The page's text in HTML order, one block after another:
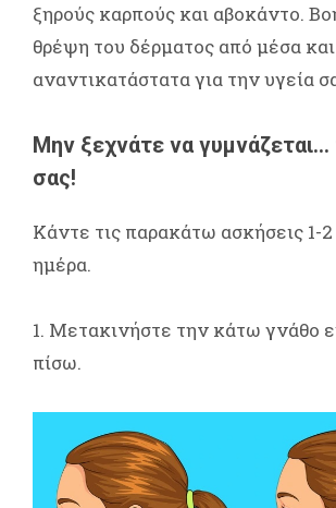
ξηρούς καρπούς και αβοκάντο.
θρέψη του δέρματος από μέσα και
αναντικατάστατα για την υγεία
Μην ξεχνάτε να γυμνάζεται...
σας!
Κάντε τις παρακάτω ασκήσεις 1-
ημέρα.
1. Μετακινήστε την κάτω γνάθο
πίσω.